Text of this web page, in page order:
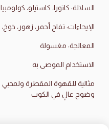
السلالة: كاتورا، كاستيلو، كولومبيا
الإيحاءات: تفاح أحمر، زهور،
المعالجة: مغسولة
الاستخدام الموصى به
مثالية للقهوة المقطرة ولمحبي
وضوح عالٍ في الكوب